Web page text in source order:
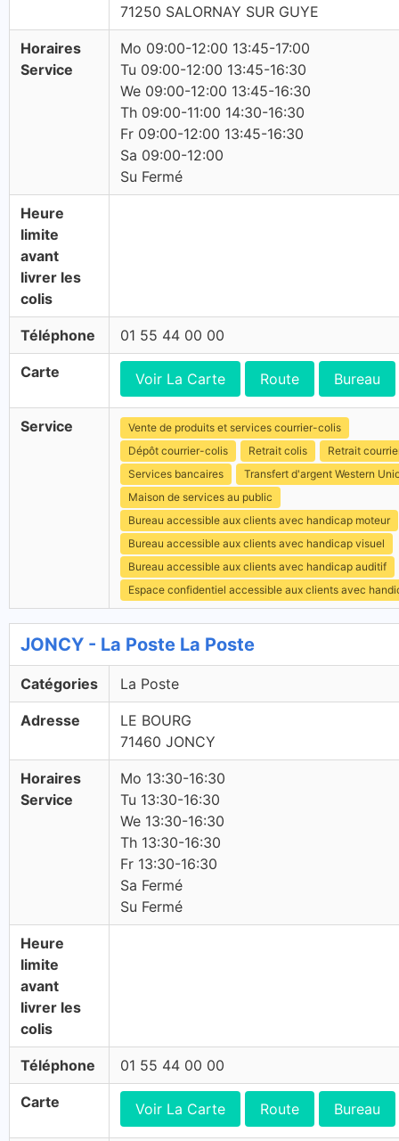
71250 SALORNAY SUR GUYE
Horaires
Service
Mo 09:00-12:00 13:45-17:00
Tu 09:00-12:00 13:45-16:30
We 09:00-12:00 13:45-16:30
Th 09:00-11:00 14:30-16:30
Fr 09:00-12:00 13:45-16:30
Sa 09:00-12:00
Su Fermé
Heure
limite
avant
livrer les
colis
Téléphone 01 55 44 00 00
Carte Voir La Carte Route Bureau
Service
Vente de produits et services courrier-colis
Dépôt courrier-colis
Retrait colis
Retrait
Services bancaires
Transfert d'argent Western
Maison de services au public
Bureau accessible aux clients avec handicap moteur
Bureau accessible aux clients avec handicap visuel
Bureau accessible aux clients avec handicap auditif
Espace confidentiel accessible aux clients avec
JONCY - La Poste La Poste
Catégories La Poste
Adresse
LE BOURG
71460 JONCY
Horaires
Service
Mo 13:30-16:30
Tu 13:30-16:30
We 13:30-16:30
Th 13:30-16:30
Fr 13:30-16:30
Sa Fermé
Su Fermé
Heure
limite
avant
livrer les
colis
Téléphone 01 55 44 00 00
Carte Voir La Carte Route Bureau